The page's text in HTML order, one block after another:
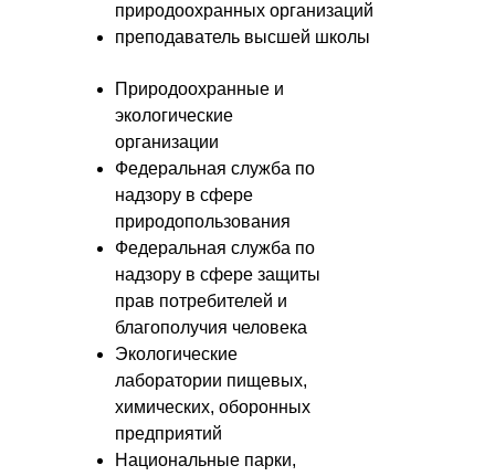
природоохранных организаций
преподаватель высшей школы
Природоохранные и
экологические
организации
Федеральная служба по
надзору в сфере
природопользования
Федеральная служба по
надзору в сфере защиты
прав потребителей и
благополучия человека
Экологические
лаборатории пищевых,
химических, оборонных
предприятий
Национальные парки,